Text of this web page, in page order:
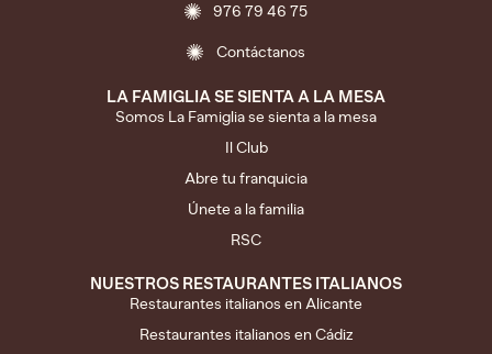
976 79 46 75
Contáctanos
LA FAMIGLIA SE SIENTA A LA MESA
Somos La Famiglia se sienta a la mesa
Il Club
Abre tu franquicia
Únete a la familia
RSC
NUESTROS RESTAURANTES ITALIANOS
Restaurantes italianos en Alicante
Restaurantes italianos en Cádiz